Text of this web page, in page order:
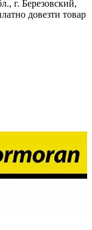
г. Березовский,
довезти товар